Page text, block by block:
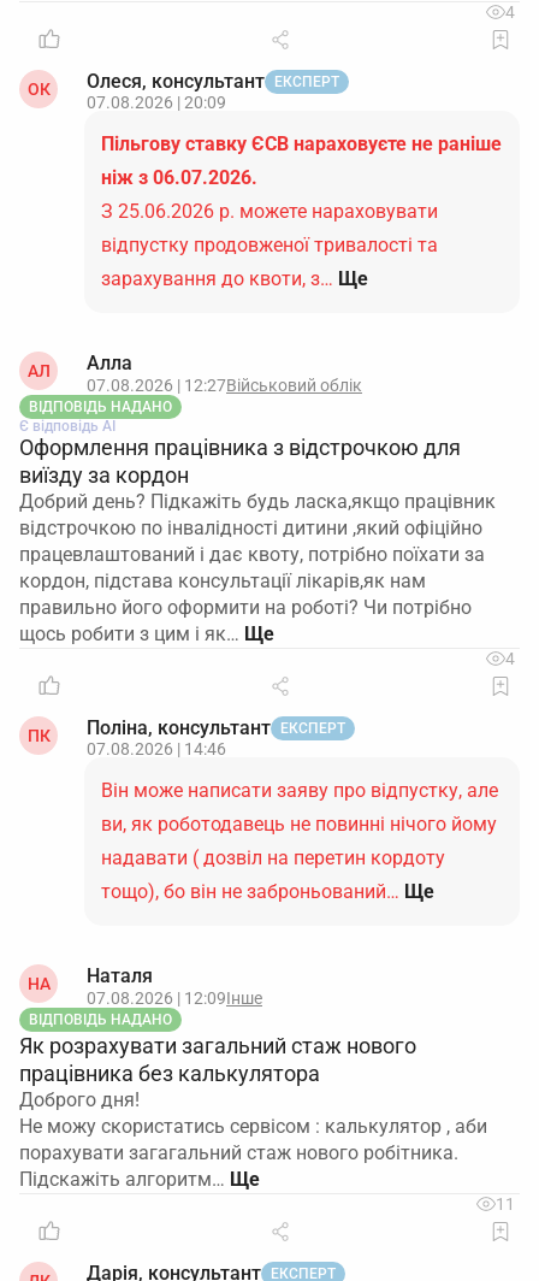
4
ОК Олеся, консультант ЕКСПЕРТ
07.08.2026 | 20:09
Пільгову ставку ЄСВ нараховуєте не раніше
ніж з 06.07.2026.
З 25.06.2026 р. можете нараховувати
відпустку продовженої тривалості та
зарахування до квоти, з… Ще
АЛ Алла
07.08.2026 | 12:27Військовий облік
ВІДПОВІДЬ НАДАНО
Є відповідь АІ
Оформлення працівника з відстрочкою для
виїзду за кордон
Добрий день? Підкажіть будь ласка,якщо працівник
відстрочкою по інвалідності дитини ,який офіційно
працевлаштований і дає квоту, потрібно поїхати за
кордон, підстава консультації лікарів,як нам
правильно його оформити на роботі? Чи потрібно
щось робити з цим і як…
4
ПК Поліна, консультант ЕКСПЕРТ
07.08.2026 | 14:46
Він може написати заяву про відпустку, але
ви, як роботодавець не повинні нічого йому
надавати ( дозвіл на перетин кордоту
тощо), бо він не заброньований… Ще
НА Наталя
07.08.2026 | 12:09Інше
ВІДПОВІДЬ НАДАНО
Як розрахувати загальний стаж нового
працівника без калькулятора
Доброго дня!
Не можу скористатись сервісом : калькулятор , аби
порахувати загагальний стаж нового робітника.
Підскажіть алгоритм…
11
Дарія, консультант ЕКСПЕРТ